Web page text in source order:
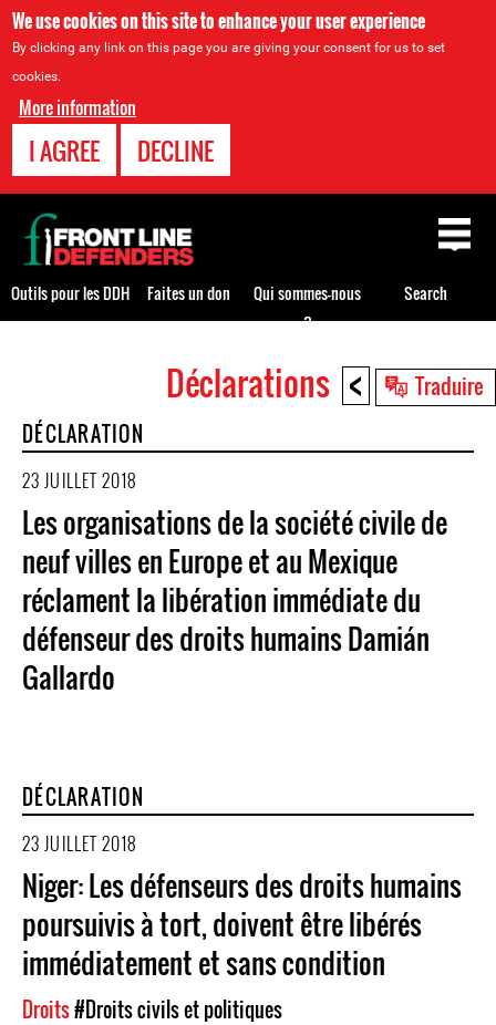
We use cookies on this site to enhance your user experience
By clicking any link on this page you are giving your consent for us to set
cookies.
More information
I AGREE DECLINE
< Traduire
top
Déclarations
DÉCLARATION
23 JUILLET 2018
Les organisations de la société civile de
neuf villes en Europe et au Mexique
réclament la libération immédiate du
défenseur des droits humains Damián
Gallardo
DÉCLARATION
23 JUILLET 2018
Niger: Les défenseurs des droits humains
poursuivis à tort, doivent être libérés
immédiatement et sans condition
Droits#Droits civils et politiques
Back
to
top
Outils pour les DDH Faites un don
Qui sommes-nous
?
Search